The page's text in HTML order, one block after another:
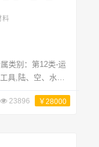
料
具,陆、空、水或
运载工具,水上运
23896 ￥28000